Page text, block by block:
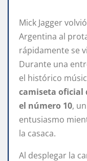
Mick Jagger
Argentina al
rápidamente se
Durante una
el histórico
camiseta oficial
el número 10,
entusiasmo
la casaca.
Al desplegar la